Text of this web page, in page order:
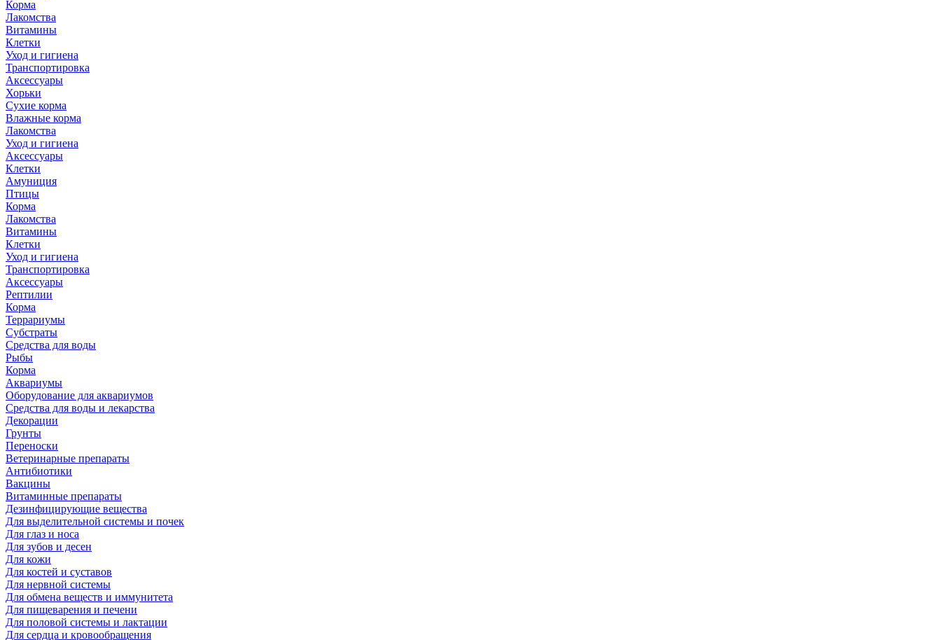
Корма
Лакомства
Витамины
Клетки
Уход и гигиена
Транспортировка
Аксессуары
Хорьки
Сухие корма
Влажные корма
Лакомства
Уход и гигиена
Аксессуары
Клетки
Амуниция
Птицы
Корма
Лакомства
Витамины
Клетки
Уход и гигиена
Транспортировка
Аксессуары
Рептилии
Корма
Террариумы
Субстраты
Средства для воды
Рыбы
Корма
Аквариумы
Оборудование для аквариумов
Средства для воды и лекарства
Декорации
Грунты
Переноски
Ветеринарные препараты
Антибиотики
Вакцины
Витаминные препараты
Дезинфицирующие вещества
Для выделительной системы и почек
Для глаз и носа
Для зубов и десен
Для кожи
Для костей и суставов
Для нервной системы
Для обмена веществ и иммунитета
Для пищеварения и печени
Для половой системы и лактации
Для сердца и кровообращения